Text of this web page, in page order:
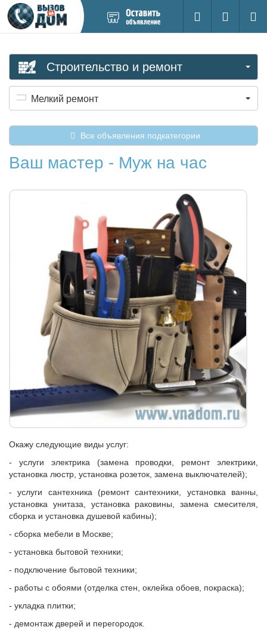
новое
Поиск
Вход на
Строительство и ремонт
Мелкий ремонт
Все объявления подкатегории
Ваш мастер - Муж на час
Окажу следующие виды услуг:
- услуги электрика (замена проводки, ремонт электрики,
установка люстр, установка розеток, замена выключателей);
- услуги сантехника (ремонт сантехники, установка ванны,
установка унитаза, установка раковины, замена смесителя,
сборка и установка душевой кабины);
- сборка мебели в Москве;
- установка бытовой техники;
- подключение бытовой техники;
- работы с обоями (отделка стен, оклейка обоев, покраска);
- укладка плитки;
- демонтаж дверей и перегородок.